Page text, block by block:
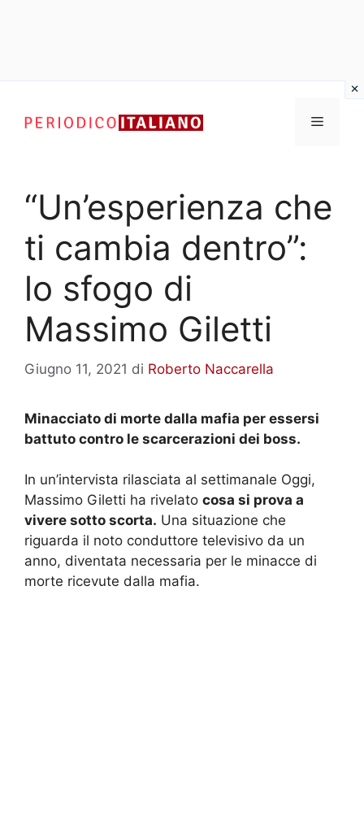
contenuto
Menu
“Un’esperienza che
ti cambia dentro”:
lo sfogo di
Massimo Giletti
Giugno 11, 2021 di Roberto Naccarella
Minacciato di morte dalla mafia per essersi
battuto contro le scarcerazioni dei boss.
In un’intervista rilasciata al settimanale Oggi,
Massimo Giletti ha rivelato cosa si prova a
vivere sotto scorta. Una situazione che
riguarda il noto conduttore televisivo da un
anno, diventata necessaria per le minacce di
morte ricevute dalla mafia.